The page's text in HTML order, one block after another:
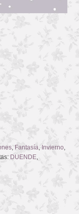
, Fantasía Invierno
DUENDE,